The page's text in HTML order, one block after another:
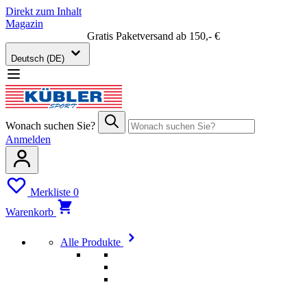
Direkt zum Inhalt
Magazin
Gratis Paketversand ab 150,- €
Deutsch (DE)
Wonach suchen Sie?
Anmelden
Merkliste 0
Warenkorb
Alle Produkte